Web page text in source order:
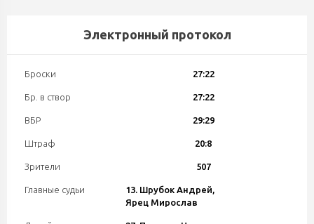
Электронный протокол
Броски 27:22
Бр. в створ 27:22
ВБР 29:29
Штраф 20:8
Зрители 507
Главные судьи
13. Шрубок Андрей,
Ярец Мирослав